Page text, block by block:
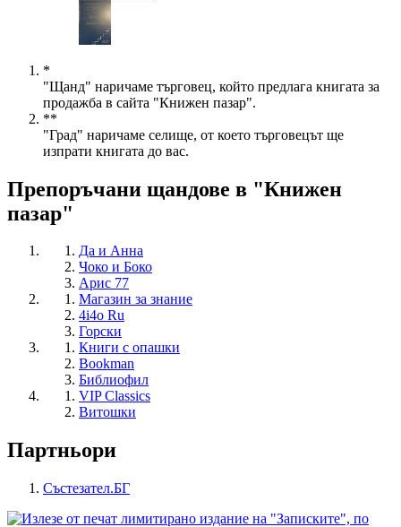
*
"Щанд" наричаме търговец, който предлага книгата за
продажба в сайта "Книжен пазар".
**
"Град" наричаме селище, от което търговецът ще
изпрати книгата до вас.
Препоръчани щандове в "Книжен
пазар"
Да и Анна
Чоко и Боко
Арис 77
Магазин за знание
4i4o Ru
Горски
Книги с опашки
Bookman
Библиофил
VIP Classics
Витошки
Партньори
Състезател.БГ